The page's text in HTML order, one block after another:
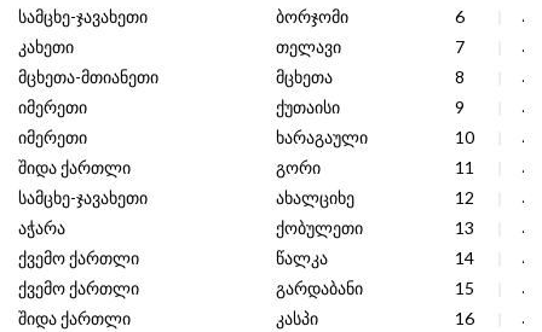
სამცხე-ჯავახეთი
ბორჯომი 6
კახეთი
თელავი 7
მცხეთა-მთიანეთი
მცხეთა 8
იმერეთი
ქუთაისი 9
იმერეთი
ხარაგაული 10
შიდა ქართლი
გორი 11
სამცხე-ჯავახეთი
ახალციხე 12
აჭარა
ქობულეთი 13
ქვემო ქართლი
წალკა 14
ქვემო ქართლი
გარდაბანი 15
შიდა ქართლი
კასპი 16